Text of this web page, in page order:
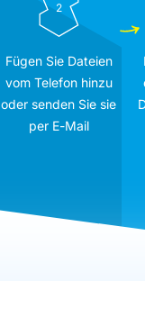
2
Fügen Sie Dateien
vom Telefon hinzu
oder senden Sie sie
per E-Mail